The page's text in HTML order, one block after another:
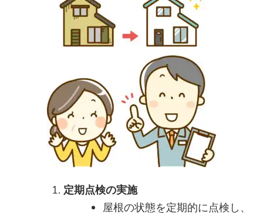
定期点検の実施
屋根の状態を定期的に点検し、